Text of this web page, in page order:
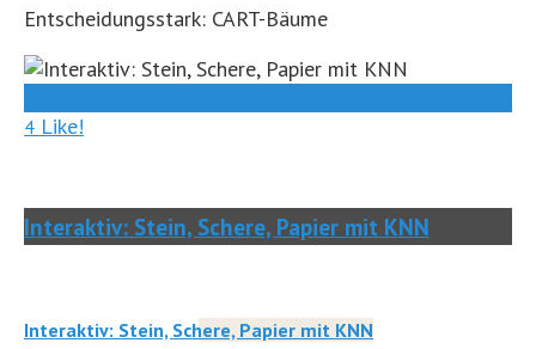
Entscheidungsstark: CART-Bäume
4 Like!
Interaktiv: Stein, Schere, Papier mit KNN
Interaktiv: Stein, Schere, Papier mit KNN